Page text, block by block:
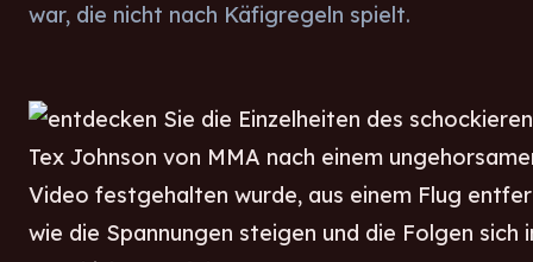
war, die nicht nach Käfigregeln spielt.